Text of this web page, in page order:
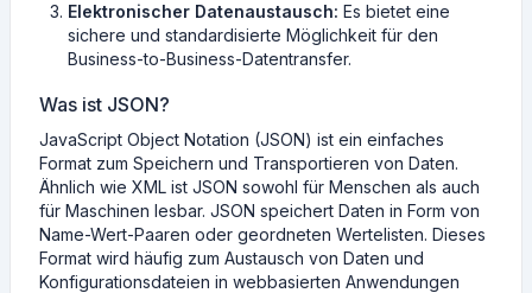
Elektronischer Datenaustausch: Es bietet eine
sichere und standardisierte Möglichkeit für den
Business-to-Business-Datentransfer.
Was ist JSON?
JavaScript Object Notation (JSON) ist ein einfaches
Format zum Speichern und Transportieren von Daten.
Ähnlich wie XML ist JSON sowohl für Menschen als auch
für Maschinen lesbar. JSON speichert Daten in Form von
Name-Wert-Paaren oder geordneten Wertelisten. Dieses
Format wird häufig zum Austausch von Daten und
Konfigurationsdateien in webbasierten Anwendungen